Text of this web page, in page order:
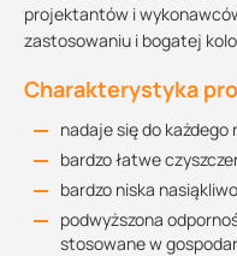
projektantów i
zastosowaniu i bogatej
Charakterystyka
nadaje się do każdego
bardzo łatwe
bardzo niska
podwyższona
stosowane w